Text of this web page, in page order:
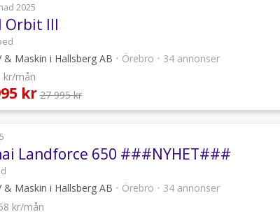
2025
Orbit III
& Maskin i Hallsberg AB • Örebro • 34 annonser
kr/mån
kr 27 995 kr
Landforce 650 ###NYHET###
& Maskin i Hallsberg AB • Örebro • 34 annonser
kr/mån